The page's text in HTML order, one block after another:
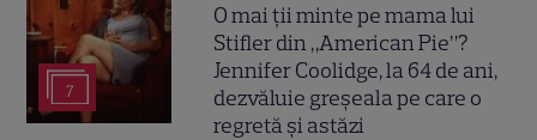
7
O mai ții minte pe mama lui
Stifler din „American Pie”?
Jennifer Coolidge, la 64 de ani,
dezvăluie greșeala pe care o
regretă și astăzi